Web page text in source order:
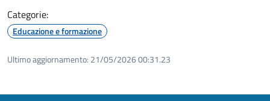
Categorie:
Educazione e formazione
Ultimo aggiornamento: 21/05/2026 00:31.23